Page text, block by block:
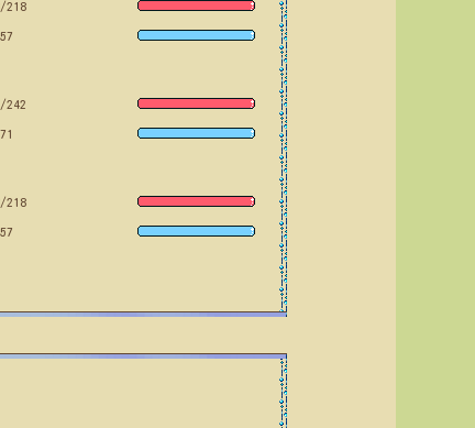
218
242
218